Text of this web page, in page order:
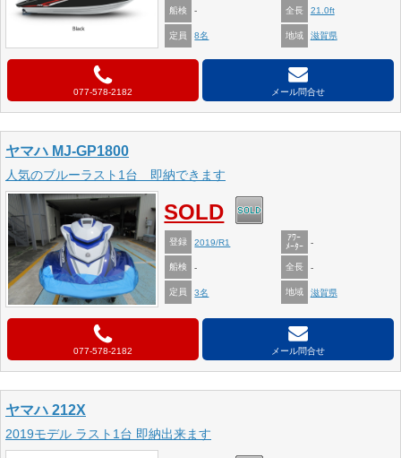
船検 - 全長 21.0ft
定員 8名 地域 滋賀県
077-578-2182 メール問合せ
ヤマハ MJ-GP1800
人気のブルーラスト1台 即納できます
SOLD
登録 2019/R1
ｱﾜｰ
ﾒｰﾀｰ
-
船検 - 全長 -
定員 3名 地域 滋賀県
077-578-2182 メール問合せ
ヤマハ 212X
2019モデル ラスト1台 即納出来ます